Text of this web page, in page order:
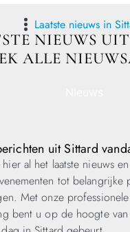
Laatste nieuws in
NIEUWS
ALLE
uit Sittard
al het laatste nieuws
tot belangrijke
Met onze
bent u op de hoogte van